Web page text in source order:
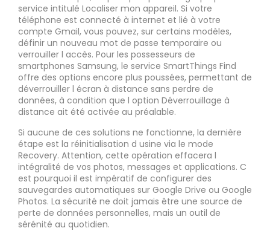
service intitulé Localiser mon appareil. Si votre
téléphone est connecté à internet et lié à votre
compte Gmail, vous pouvez, sur certains modèles,
définir un nouveau mot de passe temporaire ou
verrouiller l accès. Pour les possesseurs de
smartphones Samsung, le service SmartThings Find
offre des options encore plus poussées, permettant de
déverrouiller l écran à distance sans perdre de
données, à condition que l option Déverrouillage à
distance ait été activée au préalable.
Si aucune de ces solutions ne fonctionne, la dernière
étape est la réinitialisation d usine via le mode
Recovery. Attention, cette opération effacera l
intégralité de vos photos, messages et applications. C
est pourquoi il est impératif de configurer des
sauvegardes automatiques sur Google Drive ou Google
Photos. La sécurité ne doit jamais être une source de
perte de données personnelles, mais un outil de
sérénité au quotidien.